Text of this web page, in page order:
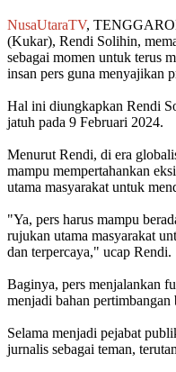
NusaUtaraTV,
(Kukar), Rendi Solihin,
sebagai momen untuk terus
insan pers guna menyajikan
Hal ini diungkapkan Rendi
jatuh pada 9 Februari 2024.
Menurut Rendi, di era
mampu mempertahankan
utama masyarakat untuk
"Ya, pers harus mampu
rujukan utama masyarakat
dan terpercaya," ucap Rendi.
Baginya, pers menjalankan
menjadi bahan
Selama menjadi pejabat
jurnalis sebagai teman,